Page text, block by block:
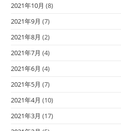
2021年10月 (8)
2021年9月 (7)
2021年8月 (2)
2021年7月 (4)
2021年6月 (4)
2021年5月 (7)
2021年4月 (10)
2021年3月 (17)